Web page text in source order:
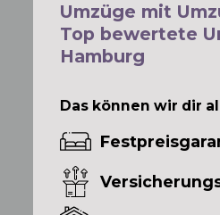
Umzüge mit
Top bewertete
Hamburg
Das können wir dir